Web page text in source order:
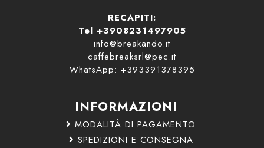
RECAPITI:
Tel +3908231497905
info@breakando.it
caffebreaksrl@pec.it
WhatsApp: +393391378395
INFORMAZIONI
MODALITÀ DI PAGAMENTO
SPEDIZIONI E CONSEGNA